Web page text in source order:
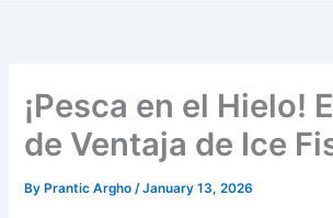
¡Pesca en el Hielo!
de Ventaja de Ice
By Prantic Argho/January 13, 2026